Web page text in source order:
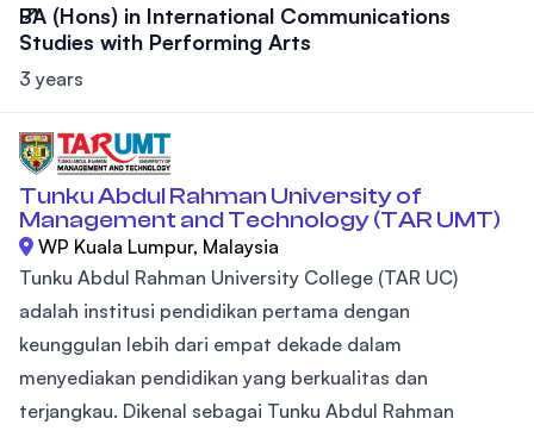
BA (Hons) in International Communications
Studies with Performing Arts
3 years
Tunku Abdul Rahman University of
Management and Technology (TAR UMT)
WP Kuala Lumpur, Malaysia
Tunku Abdul Rahman University College (TAR UC)
adalah institusi pendidikan pertama dengan
keunggulan lebih dari empat dekade dalam
menyediakan pendidikan yang berkualitas dan
terjangkau. Dikenal sebagai Tunku Abdul Rahman